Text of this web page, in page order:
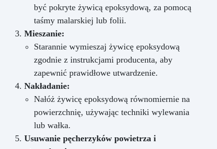
być pokryte żywicą epoksydową, za pomocą
taśmy malarskiej lub folii.
Mieszanie:
Starannie wymieszaj żywicę epoksydową
zgodnie z instrukcjami producenta, aby
zapewnić prawidłowe utwardzenie.
Nakładanie:
Nałóż żywicę epoksydową równomiernie na
powierzchnię, używając techniki wylewania
lub wałka.
Usuwanie pęcherzyków powietrza i